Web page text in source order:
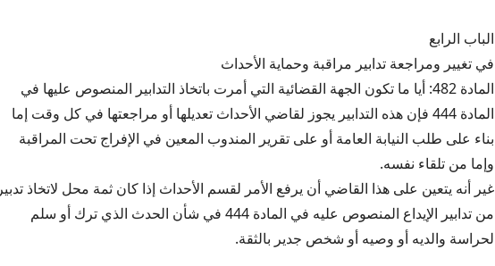
الباب الرابع
في تغيير ومراجعة تدابير مراقبة وحماية الأحداث
المادة 482: أيا ما تكون الجهة القضائية التي أمرت باتخاذ التدابير المنصوص عليها في
المادة 444 فإن هذه التدابير يجوز لقاضي الأحداث تعديلها أو مراجعتها في كل وقت إما
بناء على طلب النيابة العامة أو على تقرير المندوب المعين في الإفراج تحت المراقبة
وإما من تلقاء نفسه.
غير أنه يتعين على هذا القاضي أن يرفع الأمر لقسم الأحداث إذا كان ثمة محل لاتخاذ تدبير
من تدابير الإيداع المنصوص عليه في المادة 444 في شأن الحدث الذي ترك أو سلم
لحراسة والديه أو وصيه أو شخص جدير بالثقة.